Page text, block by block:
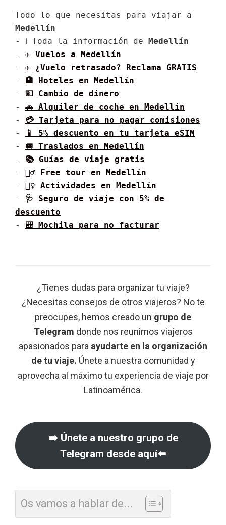
Medellín
- ℹ Toda la información de Medellín
- ✈ Vuelos a Medellín
- ✈️ ¿Vuelo retrasado? Reclama GRATIS
- 🏨 Hoteles en Medellín
- 💵 Cambio de dinero
- 🚗 Alquiler de coche en Medellín
- 💳 Tarjeta para no pagar comisiones
-
📱 5% descuento en tu tarjeta eSIM
- 🚐 Traslados en Medellín
- 📚 Guías de viaje gratis
-
🚶‍♂️ Free tour en Medellín
- 🚶‍♀️ Actividades en Medellín
-
🩺 Seguro de viaje con 5% de
descuento
- 🎒 Mochila para no facturar
¿Tienes dudas para organizar tu viaje?
¿Necesitas consejos de otros viajeros? No te
preocupes, hemos creado un grupo de
Telegram donde nos reunimos viajeros
apasionados para ayudarte en la organización
de tu viaje. Únete a nuestra comunidad y
aprovecha al máximo tu experiencia de viaje por
Latinoamérica.
➡️ Únete a nuestro grupo de
Telegram desde aquí⬅️
Os vamos a hablar de...